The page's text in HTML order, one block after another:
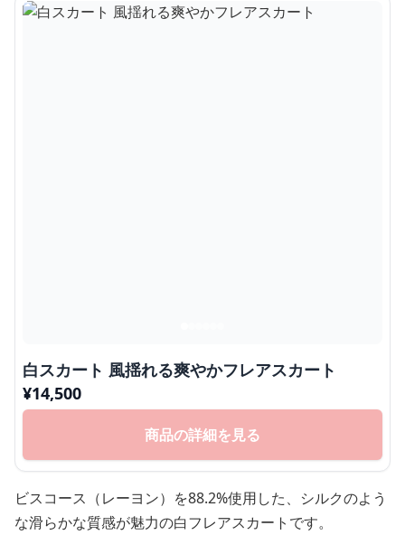
白スカート 風揺れる爽やかフレアスカート
¥14,500
商品の詳細を見る
ビスコース（レーヨン）を88.2%使用した、シルクのよう
な滑らかな質感が魅力の白フレアスカートです。